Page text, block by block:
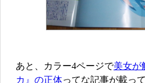
あと、カラー4ページで美女が
カ』の正体ってな記事が載っ